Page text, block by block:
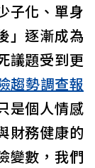
子化、單身
」逐漸成為
議題受到更
趨勢調查報
是個人情感
財務健康的
變數，我們